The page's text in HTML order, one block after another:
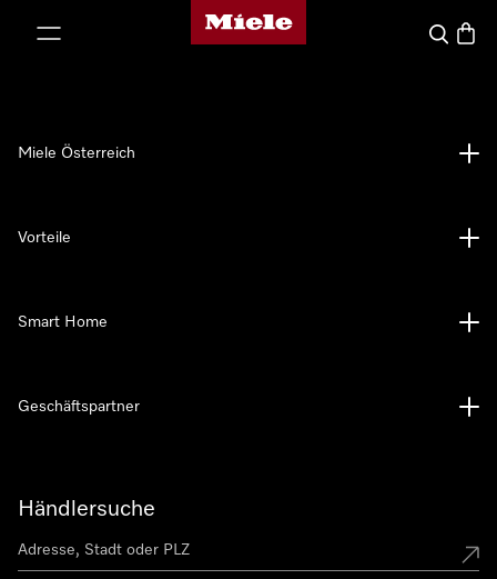
Miele-Homepage
Suche
Händlersuche
Miele Österreich
Vorteile
Smart Home
Geschäftspartner